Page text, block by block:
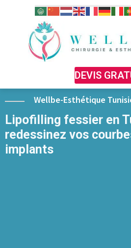
DEVIS
Wellbe-Esthétique
Lipofilling fessier en
redessinez vos
implants